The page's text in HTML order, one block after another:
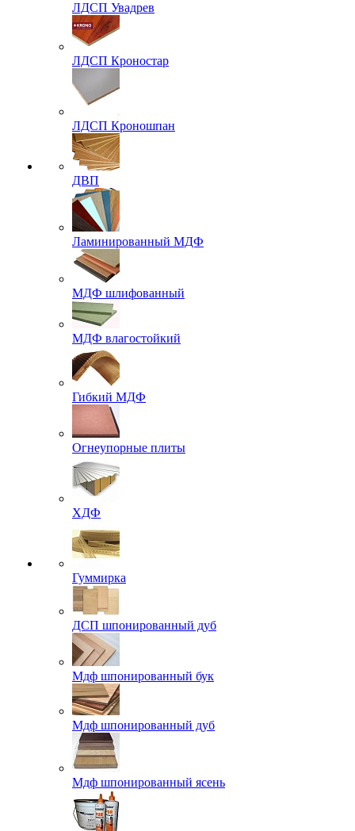
ЛДСП Увадрев
ЛДСП Кроностар
ЛДСП Кроношпан
ДВП
Ламинированный МДФ
МДФ шлифованный
МДФ влагостойкий
Гибкий МДФ
Огнеупорные плиты
ХДФ
Гуммирка
ДСП шпонированный дуб
Мдф шпонированный бук
Мдф шпонированный дуб
Мдф шпонированный ясень